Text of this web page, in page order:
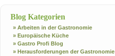
Blog Kategorien
» Arbeiten in der Gastronomie
» Europäische Küche
» Gastro Profi Blog
» Herausforderungen der Gastronomie